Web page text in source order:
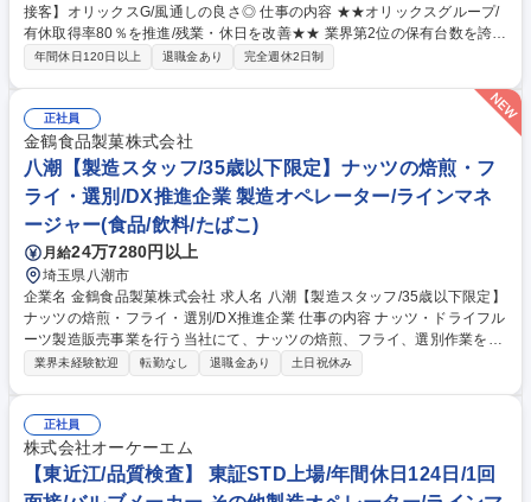
接客】オリックスG/風通しの良さ◎ 仕事の内容 ★★オリックスグループ/
有休取得率80％を推進/残業・休日を改善★★ 業界第2位の保有台数を誇る
当社の中核事業「オリックスレンタカー」の 沖縄県内の直営レンタカー店
管理 /他店舗との連携 ◆店舗で勤務するスタッフのマネジメント ◆キャン
ペーン施策の企画・設計 ◆売上管理 【法人営業】◆既存顧客、損害保険
会社、旅行代理店、自動車ディーラーへのご提案 ◆リース営業部門との情
報交換、営業同行 ◆カーシェアリングをはじめとしたサービス提案による
差別化 募集職種 【沖縄/レンタカー店舗の運営・接客】オリックスG/風通
しの良さ◎
年間休日120日以上 退職金あり 完全週休2日制
正社員
金鶴食品製菓株式会社
八潮【製造スタッフ/35歳以下限定】ナッツの焙煎・フ
ライ・選別/DX推進企業 製造オペレーター/ラインマネ
ージャー(食品/飲料/たばこ)
月給24万7280円以上
埼玉県八潮市
企業名 金鶴食品製菓株式会社 求人名 八潮【製造スタッフ/35歳以下限定】
ナッツの焙煎・フライ・選別/DX推進企業 仕事の内容 ナッツ・ドライフル
ーツ製造販売事業を行う当社にて、ナッツの焙煎、フライ、選別作業をお
任せ。具体的には、大型ロースターやフライヤーの操作、品質基準に基づ
（五感とデータを駆使した品質確認） ■異物混入を防ぐための厳格な選別
作業および検品 ■生産計画に基づいた機械の洗浄・メンテナンス ★IoT導
入により、焙煎データの可視化を推進中。経験を数値で裏付け、効率的に
技術習得が可能です。 募集職種 八潮【製造スタッフ/35歳以下限定】ナッ
業界未経験歓迎 転勤なし 退職金あり 土日祝休み
正社員
株式会社オーケーエム
【東近江/品質検査】 東証STD上場/年間休日124日/1回